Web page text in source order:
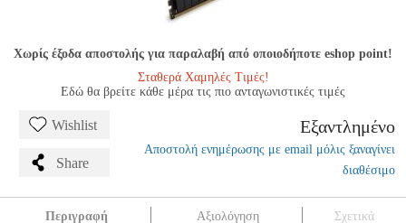
Χωρίς έξοδα αποστολής για παραλαβή από οποιοδήποτε eshop point!
Σταθερά Χαμηλές Τιμές!
Εδώ θα βρείτε κάθε μέρα τις πιο ανταγωνιστικές τιμές
Wishlist
Share
Εξαντλημένο
Αποστολή ενημέρωσης με email μόλις ξαναγίνει
διαθέσιμο
Περιγραφή Αξιολόγηση Σχετικά